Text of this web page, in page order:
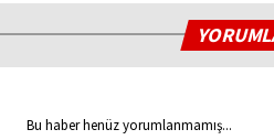
Bu haber henüz yorumlanmamış...